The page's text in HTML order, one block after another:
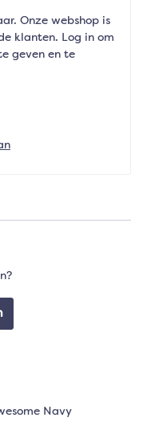
Onze webshop is
klanten. Log in om
geven en te
Navy